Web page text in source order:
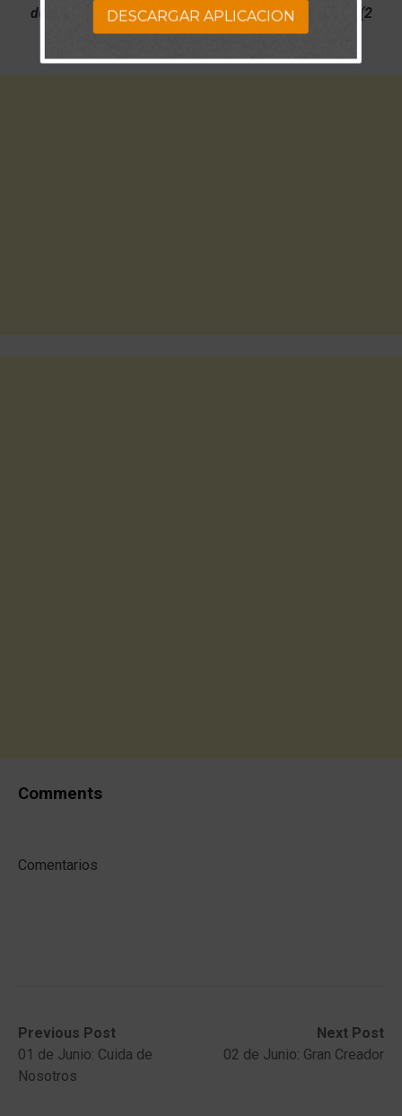
de vosotros su rostro, si vosotros os volviereis a él” (2
Comments
Comentarios
Post
navigation
Previous Post
Previous
post:01 de Junio: Cuida de
Nosotros
Next Post
Next
post:
02 de Junio: Gran Creador
DESCARGAR APLICACION